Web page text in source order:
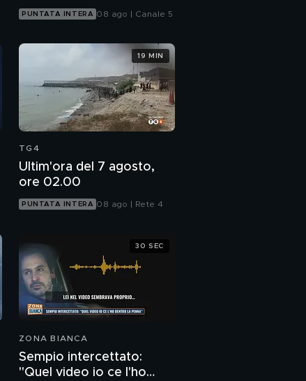
PUNTATA INTERA 08 ago | Canale 5
TG4
Ultim'ora del 7 agosto,
ore 02.00
PUNTATA INTERA 08 ago | Rete 4
19 MIN
ZONA BIANCA
Sempio intercettato:
"Quel video io ce l'ho
30 SEC